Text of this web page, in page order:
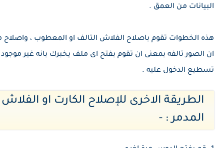
البيانات من العمق .
هذه الخطوات تقوم باصلاح الفلاش التالف او المعطوب ،
ان الصور تالفه بمعنى ان تقوم بفتح اى ملف يخبرك بانه غير موجود
تسطيع الدخول عليه .
الطريقة الاخرى للإصلاح الكارت او
المدمر : -